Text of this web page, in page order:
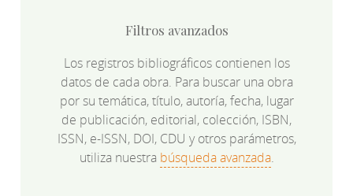
Filtros avanzados
Los registros bibliográficos contienen los
datos de cada obra. Para buscar una obra
por su temática, título, autoría, fecha, lugar
de publicación, editorial, colección, ISBN,
ISSN, e-ISSN, DOI, CDU y otros parámetros,
utiliza nuestra búsqueda avanzada.